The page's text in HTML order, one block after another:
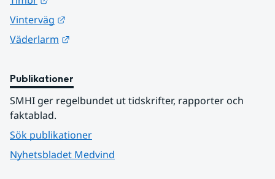
Vinterväg
Väderlarm
Publikationer
SMHI ger regelbundet ut tidskrifter, rapporter och
faktablad.
Sök publikationer
Nyhetsbladet Medvind